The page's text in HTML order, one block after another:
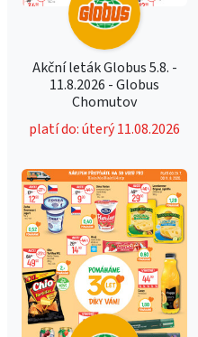
Akční leták Globus 5.8. -
11.8.2026 - Globus
Chomutov
platí do: úterý 11.08.2026